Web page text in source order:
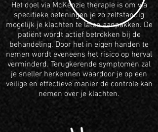
Het doel via McKenzie therapie is om via
specifieke oefeningen je zo zelfstandig
mogelijk je klachten te laten aanpakken. De
patiënt wordt actief betrokken bij de
behandeling. Door het in eigen handen te
nemen wordt eveneens het risico op herval
verminderd. Terugkerende symptomen zal
je sneller herkennen waardoor je op een
veilige en effectieve manier de controle kan
nemen over je klachten.